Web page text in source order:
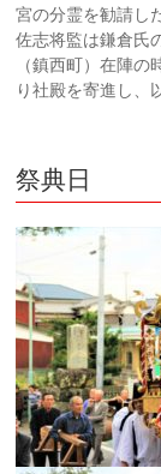
宮の分霊を勧請し
佐志将監は鎌倉氏
（鎮西町）在陣
り社殿を寄進し、
祭典日